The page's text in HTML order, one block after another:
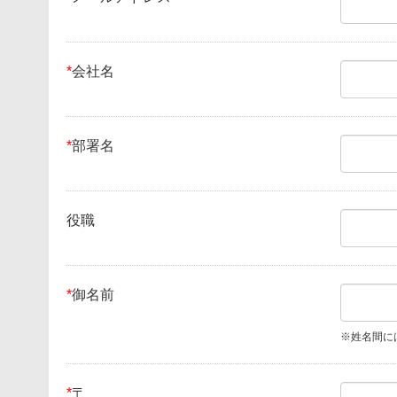
*会社名
*部署名
役職
*御名前
※姓名間に
*〒